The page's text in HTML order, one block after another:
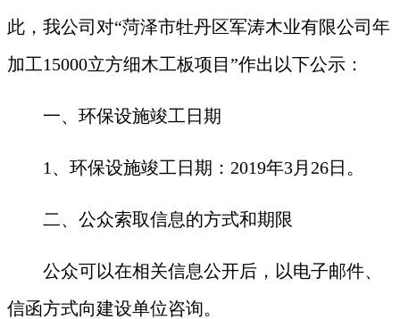
此，我公司对“菏泽市牡丹区军涛木业有限公司年
加工15000立方细木工板项目 ”作出以下公示：
一、环保设施竣工日期
1、环保设施竣工日期：2019年3月 26日。
二、公众索取信息的方式和期限
公众可以在相关信息公开后，以电子邮件、
信函方式向建设单位咨询。